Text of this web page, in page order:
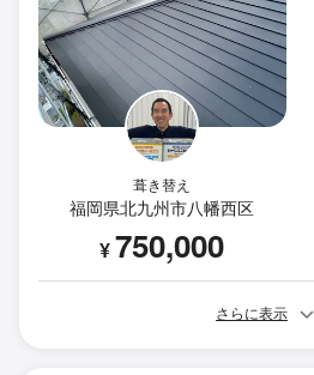
葺き替え
福岡県北九州市八幡西区
¥750,000
さらに表示